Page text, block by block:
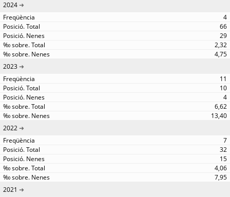
2024
4
66
29
2,32
4,75
2023
11
10
4
6,62
13,40
2022
7
32
15
4,06
7,95
2021